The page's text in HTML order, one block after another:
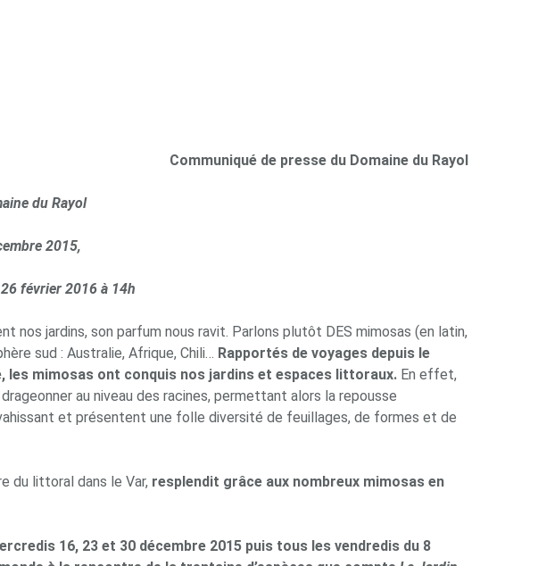
Communiqué de presse du Domaine du Rayol
du Rayol
2015,
février 2016 à 14h
nos jardins, son parfum nous ravit. Parlons plutôt DES mimosas (en latin,
sud : Australie, Afrique, Chili… Rapportés de voyages depuis le
les mimosas ont conquis nos jardins et espaces littoraux. En effet,
au niveau des racines, permettant alors la repousse
et présentent une folle diversité de feuillages, de formes et de
du littoral dans le Var, resplendit grâce aux nombreux mimosas en
16, 23 et 30 décembre 2015 puis tous les vendredis du 8